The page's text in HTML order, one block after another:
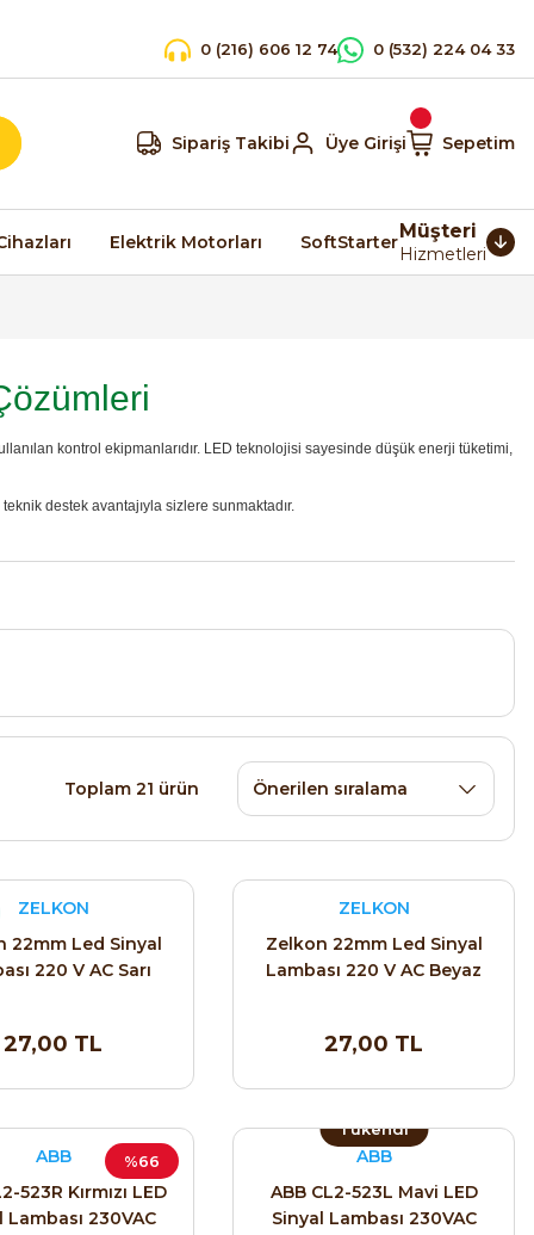
0 (216) 606 12 74 0 (532) 224 04 33
Sipariş Takibi Üye Girişi Sepetim
Elektrik Motorları SoftStarterMüşteri
Hizmetleri
kontrol ekipmanlarıdır. LED teknolojisi sayesinde düşük enerji tüketimi,
destek avantajıyla sizlere sunmaktadır.
Toplam 21 ürün
ZELKON
22mm Led Sinyal
220 V AC Sarı
27,00 TL
ZELKON
Zelkon 22mm Led Sinyal
Lambası 220 V AC Beyaz
27,00 TL
%66
ABB
523R Kırmızı LED
Lambası 230VAC
Tükendi
ABB
ABB CL2-523L Mavi LED
Sinyal Lambası 230VAC